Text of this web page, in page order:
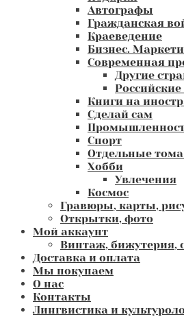
Автографы
Гражданская
Краеведение
Бизнес.
Современная
Другие
Книги на
Сделай сам
Спорт
Отдельные
Хобби
Увлечения
Космос
Гравюры, карты,
Открытки, фото
Мой аккаунт
Винтаж, бижутерия,
Доставка и оплата
Мы покупаем
О нас
Контакты
Лингвистика и